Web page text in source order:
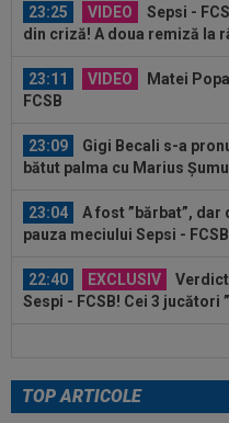
23:25 VIDEO
Sepsi -
din criză! A doua remiză la
23:11 VIDEO
Matei
FCSB
23:09
Gigi Becali s-a
bătut palma cu Marius
23:04
A fost ”bărbat”, dar
pauza meciului Sepsi - FCSB
22:40 EXCLUSIV
Sespi - FCSB! Cei 3 jucători
A cerut să plece și
22:28
Atacantul din
TOP ARTICOLE